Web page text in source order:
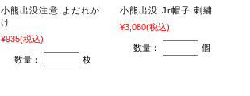
小熊出没注意 よだれか
け
¥935(税込)
数量： 枚
小熊出没 Jr帽子 刺繍
¥3,080(税込)
数量： 個